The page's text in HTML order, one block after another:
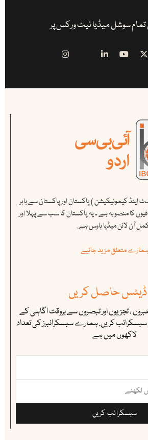
سوشل میڈیا نیٹ ورکس پر
اینڈ کیمونیکیشن ) پاکستان اور پاکستان سے باہر
کا منصوبہ ہے ۔ یہ پاکستان کا سب سے پہلا اور
آن لائن میڈیا ہاوس ہے .
ہمارے متعلق مزید جانیے
حاصل کریں
، تجزیوں اور تبصروں سے بروقت اگاہی کے
سبسکرائب کریں. ہمارے سبسکرائبرز کی تعداد
لاکھوں میں ہے
سبسکرائب کریں